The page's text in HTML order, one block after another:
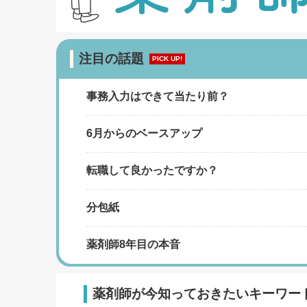
注目の話題 PICK UP!
事務入力はできて当たり前？
6月からのベースアップ
転職して良かったですか？
分包紙
薬剤師8年目の本音
薬剤師が今知っておきたいキーワー